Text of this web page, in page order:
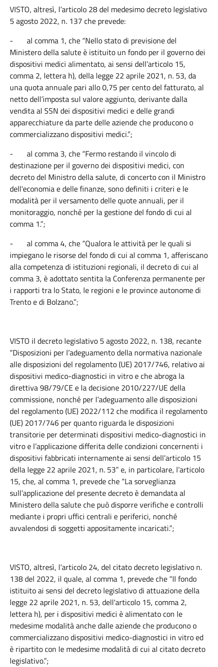
VISTO, altresì, l’articolo 28 del medesimo decreto legislativo
5 agosto 2022, n. 137 che prevede:
- al comma 1, che “Nello stato di previsione del
Ministero della salute è istituito un fondo per il governo dei
dispositivi medici alimentato, ai sensi dell’articolo 15,
comma 2, lettera h), della legge 22 aprile 2021, n. 53, da
una quota annuale pari allo 0,75 per cento del fatturato, al
netto dell’imposta sul valore aggiunto, derivante dalla
vendita al SSN dei dispositivi medici e delle grandi
apparecchiature da parte delle aziende che producono o
commercializzano dispositivi medici.”;
- al comma 3, che “Fermo restando il vincolo di
destinazione per il governo dei dispositivi medici, con
decreto del Ministro della salute, di concerto con il Ministro
dell'economia e delle finanze, sono definiti i criteri e le
modalità per il versamento delle quote annuali, per il
monitoraggio, nonché per la gestione del fondo di cui al
comma 1.”;
- al comma 4, che “Qualora le attività per le quali si
impiegano le risorse del fondo di cui al comma 1, afferiscano
alla competenza di istituzioni regionali, il decreto di cui al
comma 3, è adottato sentita la Conferenza permanente per
i rapporti tra lo Stato, le regioni e le province autonome di
Trento e di Bolzano.”;
VISTO il decreto legislativo 5 agosto 2022, n. 138, recante
“Disposizioni per l’adeguamento della normativa nazionale
alle disposizioni del regolamento (UE) 2017/746, relativo ai
dispositivi medico-diagnostici in vitro e che abroga la
direttiva 98/79/CE e la decisione 2010/227/UE della
commissione, nonché per l’adeguamento alle disposizioni
del regolamento (UE) 2022/112 che modifica il regolamento
(UE) 2017/746 per quanto riguarda le disposizioni
transitorie per determinati dispositivi medico-diagnostici in
vitro e l’applicazione differita delle condizioni concernenti i
dispositivi fabbricati internamente ai sensi dell’articolo 15
della legge 22 aprile 2021, n. 53” e, in particolare, l’articolo
15, che, al comma 1, prevede che “La sorveglianza
sull’applicazione del presente decreto è demandata al
Ministero della salute che può disporre verifiche e controlli
mediante i propri uffici centrali e periferici, nonché
avvalendosi di soggetti appositamente incaricati.”;
VISTO, altresì, l’articolo 24, del citato decreto legislativo n.
138 del 2022, il quale, al comma 1, prevede che “Il fondo
istituito ai sensi del decreto legislativo di attuazione della
legge 22 aprile 2021, n. 53, dell'articolo 15, comma 2,
lettera h), per i dispositivi medici è alimentato con le
medesime modalità anche dalle aziende che producono o
commercializzano dispositivi medico-diagnostici in vitro ed
è ripartito con le medesime modalità di cui al citato decreto
legislativo.”;